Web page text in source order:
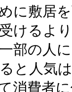
に敷居
けるよ
部の人
と人気
消費者